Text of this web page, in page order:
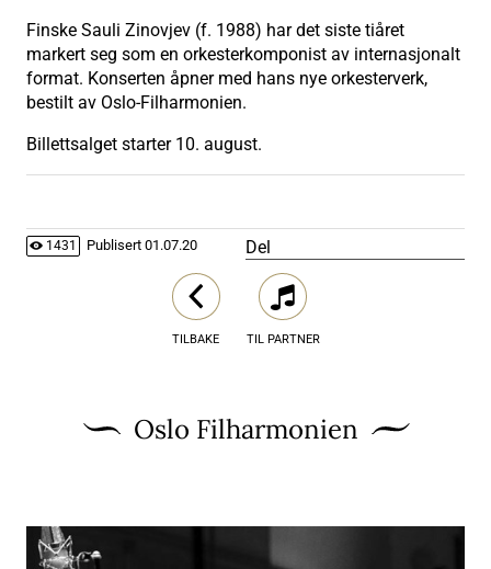
Finske Sauli Zinovjev (f. 1988) har det siste tiåret
markert seg som en orkesterkomponist av internasjonalt
format. Konserten åpner med hans nye orkesterverk,
bestilt av Oslo-Filharmonien.
Billettsalget starter 10. august.
1431 Publisert 01.07.20
TILBAKE TIL PARTNER
Del
Oslo Filharmonien